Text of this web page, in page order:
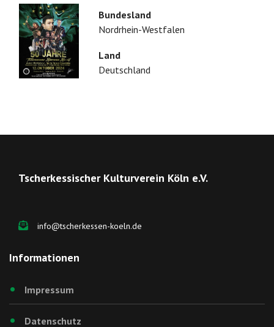
Bundesland
Nordrhein-Westfalen
Land
Deutschland
Tscherkessischer Kulturverein Köln e.V.
info@tscherkessen-koeln.de
Informationen
Impressum
Datenschutz